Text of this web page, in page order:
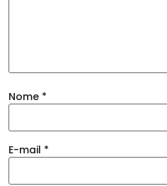
Nome *
E-mail *